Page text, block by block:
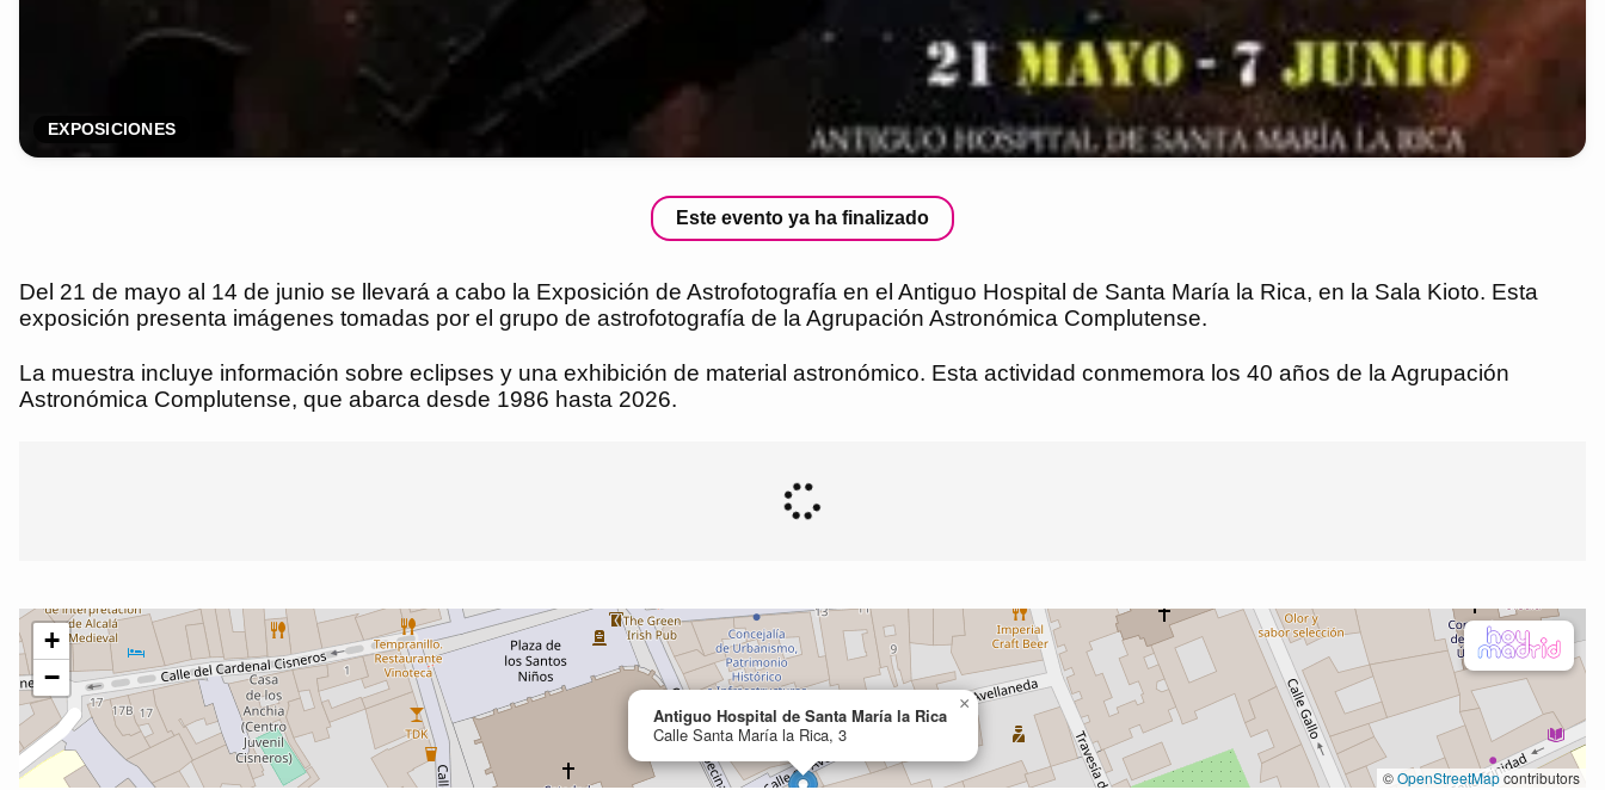
EXPOSICIONES
Este evento ya ha finalizado
Del 21 de mayo al 14 de junio se llevará a cabo la Exposición de Astrofotografía en el Antiguo Hospital de Santa María la Rica, en la Sala Kioto. Esta
exposición presenta imágenes tomadas por el grupo de astrofotografía de la Agrupación Astronómica Complutense.
La muestra incluye información sobre eclipses y una exhibición de material astronómico. Esta actividad conmemora los 40 años de la Agrupación
Astronómica Complutense, que abarca desde 1986 hasta 2026.